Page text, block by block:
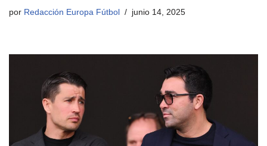
por Redacción Europa Fútbol junio 14, 2025